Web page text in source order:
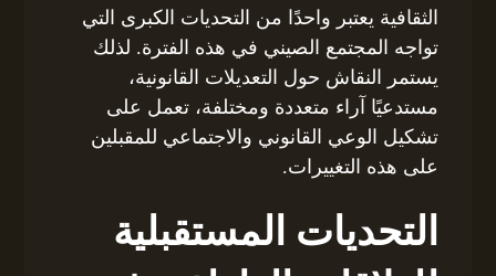
الثقافية يعتبر واحدًا من التحديات الكبرى التي
تواجه المجتمع الصيني في هذه الفترة. لذلك
يستمر النقاش حول التعديلات القانونية،
مستدعيًا آراء متعددة ومختلفة، تعمل على
تشكيل الوعي القانوني والاجتماعي للمقبلين
على هذه التغييرات.
التحديات المستقبلية